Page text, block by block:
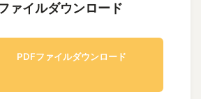
ァイルダウンロード
PDFファイルダウンロード